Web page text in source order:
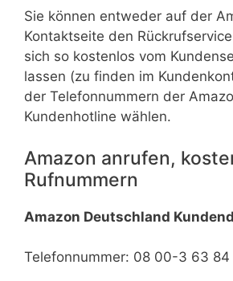
Sie können entweder auf der
Kontaktseite den
sich so kostenlos vom
lassen (zu finden im
der Telefonnummern der
Kundenhotline wählen.
Amazon anrufen,
Rufnummern
Amazon Deutschland
Telefonnummer: 08 00-3 63 84